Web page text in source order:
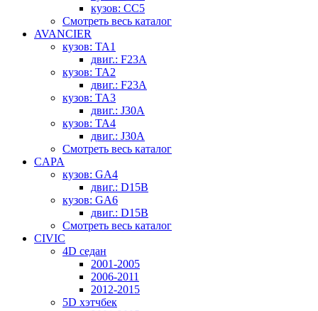
кузов: CC5
Смотреть весь каталог
AVANCIER
кузов: TA1
двиг.: F23A
кузов: TA2
двиг.: F23A
кузов: TA3
двиг.: J30A
кузов: TA4
двиг.: J30A
Смотреть весь каталог
CAPA
кузов: GA4
двиг.: D15B
кузов: GA6
двиг.: D15B
Смотреть весь каталог
CIVIC
4D седан
2001-2005
2006-2011
2012-2015
5D хэтчбек